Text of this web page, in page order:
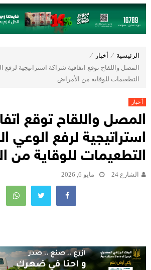
الرئيسية ⁄ أخبار ⁄
المصل واللقاح توقع اتفاقية شراكة استراتيجية لرفع
التطعيمات للوقاية من الأمراض
أخبار
المصل واللقاح توقع
استراتيجية لرفع الوعي
التطعيمات للوقاية من
الشارع 24 مايو 6, 2026